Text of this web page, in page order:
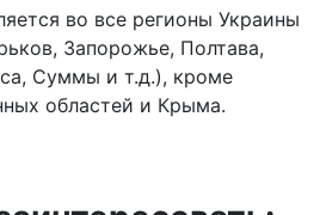
во все регионы Украины
Запорожье, Полтава,
Суммы и т.д.), кроме
областей и Крыма.